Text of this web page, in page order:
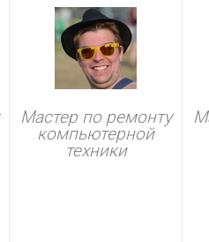
Мастер по ремонту
компьютерной
техники